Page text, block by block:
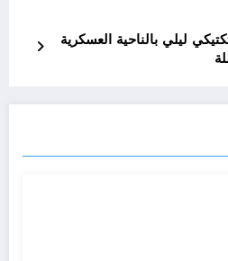
تكتيكي ليلي بالناحية العسكرية